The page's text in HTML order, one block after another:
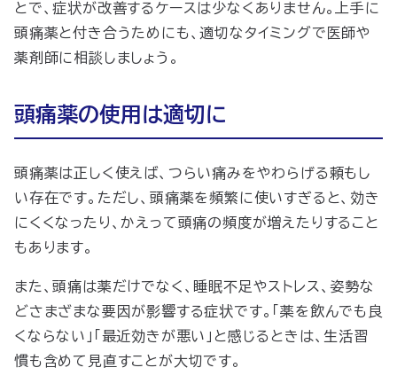
とで、症状が改善するケースは少なくありません。上手に
頭痛薬と付き合うためにも、適切なタイミングで医師や
薬剤師に相談しましょう。
頭痛薬の使用は適切に
頭痛薬は正しく使えば、つらい痛みをやわらげる頼もし
い存在です。ただし、頭痛薬を頻繁に使いすぎると、効き
にくくなったり、かえって頭痛の頻度が増えたりすること
もあります。
また、頭痛は薬だけでなく、睡眠不足やストレス、姿勢な
どさまざまな要因が影響する症状です。「薬を飲んでも良
くならない」「最近効きが悪い」と感じるときは、生活習
慣も含めて見直すことが大切です。